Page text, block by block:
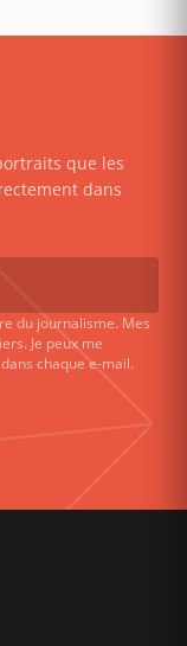
que les
dans
du journalisme. Mes
Je peux me
chaque e-mail.